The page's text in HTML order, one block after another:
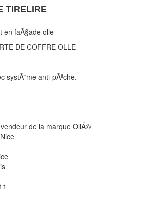
TIRELIRE
en faÃ§ade olle
DE COFFRE OLLE
systÃ¨me anti-pÃªche.
de la marque OllÃ©